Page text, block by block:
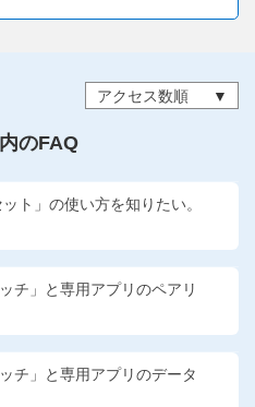
アクセス数順
のFAQ
ト」の使い方を知りたい。
チ」と専用アプリのペアリ
チ」と専用アプリのデータ